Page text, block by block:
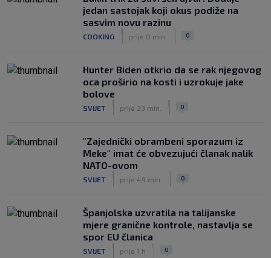
Dinamo u finalu Ramljaka! Sutra protiv
Ajaxa na glavnom terenu Maksimira
|
prije 3 h
jedan sastojak koji okus podiže na
sasvim novu razinu
COOKING prije 0 min. 0
Hunter Biden otkrio da se rak njegovog
oca proširio na kosti i uzrokuje jake
bolove
SVIJET prije 23 min. 0
"Zajednički obrambeni sporazum iz
Meke" imat će obvezujući članak nalik
NATO-ovom
SVIJET prije 49 min. 0
Španjolska uzvratila na talijanske
mjere granične kontrole, nastavlja se
spor EU članica
SVIJET prije 1 h 0